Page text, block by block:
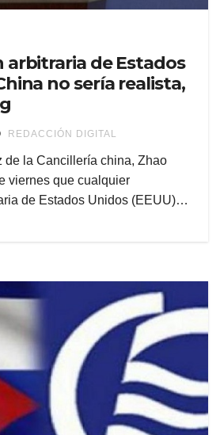
arbitraria de Estados
no sería realista,
REDACCIÓN DIGITAL
de la Cancillería china, Zhao
viernes que cualquier
de Estados Unidos (EEUU)…